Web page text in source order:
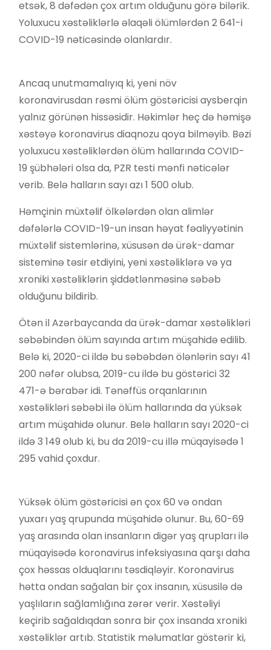
etsək, 8 dəfədən çox artım olduğunu görə bilərik.
Yoluxucu xəstəliklərlə əlaqəli ölümlərdən 2 641-i
COVID-19 nəticəsində olanlardır.
Ancaq unutmamalıyıq ki, yeni növ
koronavirusdan rəsmi ölüm göstəricisi aysberqin
yalnız görünən hissəsidir. Həkimlər heç də həmişə
xəstəyə koronavirus diaqnozu qoya bilməyib. Bəzi
yoluxucu xəstəliklərdən ölüm hallarında COVID-
19 şübhələri olsa da, PZR testi mənfi nəticələr
verib. Belə halların sayı azı 1 500 olub.
Həmçinin müxtəlif ölkələrdən olan alimlər
dəfələrlə COVID-19-un insan həyat fəaliyyətinin
müxtəlif sistemlərinə, xüsusən də ürək-damar
sisteminə təsir etdiyini, yeni xəstəliklərə və ya
xroniki xəstəliklərin şiddətlənməsinə səbəb
olduğunu bildirib.
Ötən il Azərbaycanda da ürək-damar xəstəlikləri
səbəbindən ölüm sayında artım müşahidə edilib.
Belə ki, 2020-ci ildə bu səbəbdən ölənlərin sayı 41
200 nəfər olubsa, 2019-cu ildə bu göstərici 32
471-ə bərabər idi. Tənəffüs orqanlarının
xəstəlikləri səbəbi ilə ölüm hallarında da yüksək
artım müşahidə olunur. Belə halların sayı 2020-ci
ildə 3 149 olub ki, bu da 2019-cu illə müqayisədə 1
295 vahid çoxdur.
Yüksək ölüm göstəricisi ən çox 60 və ondan
yuxarı yaş qrupunda müşahidə olunur. Bu, 60-69
yaş arasında olan insanların digər yaş qrupları ilə
müqayisədə koronavirus infeksiyasına qarşı daha
çox həssas olduqlarını təsdiqləyir. Koronavirus
hətta ondan sağalan bir çox insanın, xüsusilə də
yaşlıların sağlamlığına zərər verir. Xəstəliyi
keçirib sağaldıqdan sonra bir çox insanda xroniki
xəstəliklər artıb. Statistik məlumatlar göstərir ki,